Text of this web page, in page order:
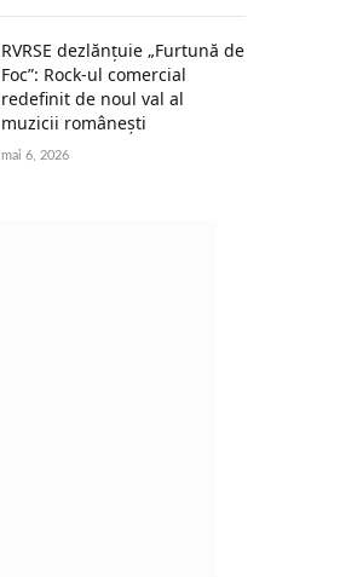
RVRSE dezlănțuie „Furtună de
Foc”: Rock-ul comercial
redefinit de noul val al
muzicii românești
mai 6, 2026